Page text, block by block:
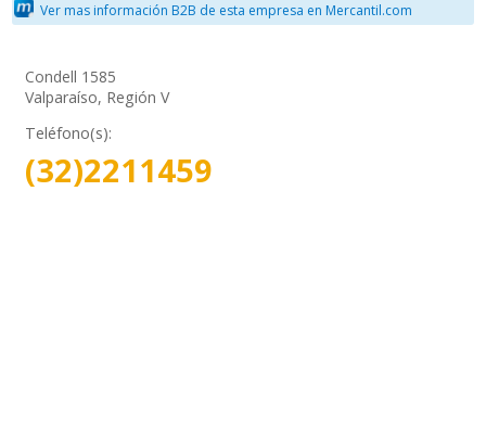
Ver mas información B2B de esta empresa en Mercantil.com
Condell 1585
Valparaíso, Región V
Teléfono(s):
(32)2211459